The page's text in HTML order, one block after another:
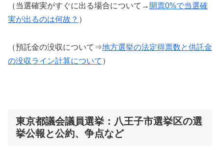
（当選確実がすぐに出る場合について→ 開票0%で当選確
実が出るのは何故？ ）
（預託金の没収について⇒地方選挙の法定得票数と供託金
の没収ライン計算について ）
東京都議会議員選挙：八王子市選挙区の選
挙公報と公約、争点など